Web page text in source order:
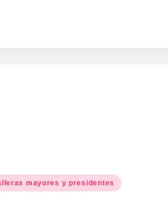
mayores y presidentes